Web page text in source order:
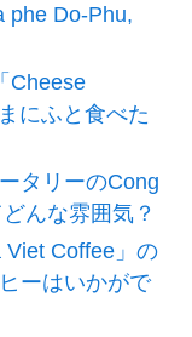
phe Do-Phu,
Cheese
にふと食べた
タリーのCong
んな雰囲気？
Viet Coffee」の
ーはいかがで